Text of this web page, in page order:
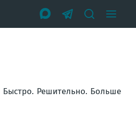
Быстро. Решительно. Больше